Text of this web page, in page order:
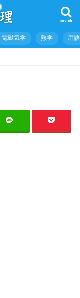
search
電磁気学 熱学 用